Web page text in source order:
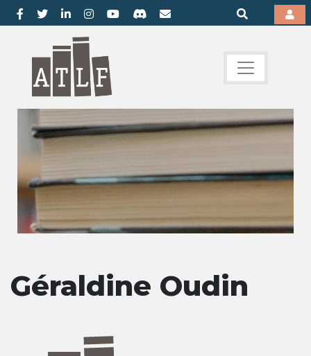
Géraldine Oudin